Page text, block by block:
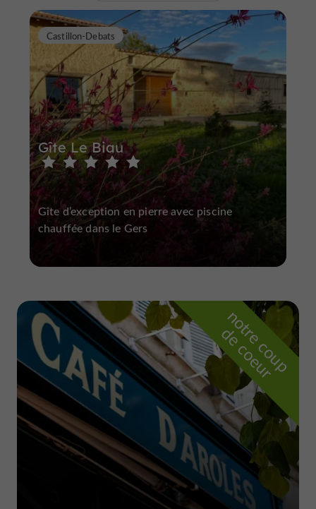
Gîte Le Biau
Castillon-Debats
Gîte d’exception en pierre avec piscine
chauffée dans le Gers
n
o
t
r
e
c
o
u
p
d
e
c
o
e
u
r